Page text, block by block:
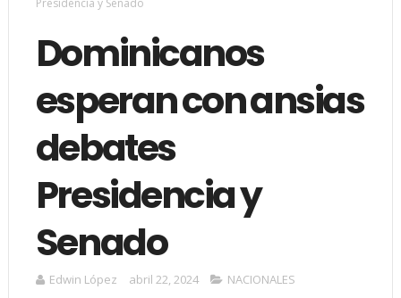
Presidencia y Senado
Dominicanos
esperan con ansias
debates
Presidencia y
Senado
Edwin López abril 22, 2024 NACIONALES